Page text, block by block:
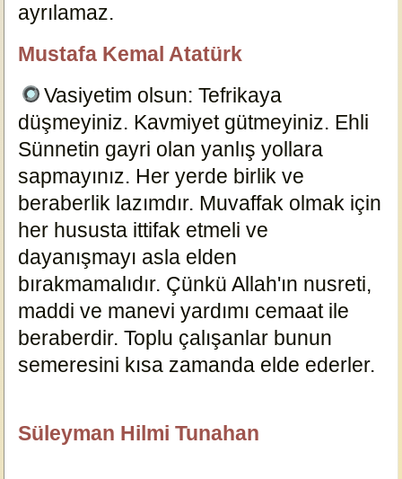
ayrılamaz.
Mustafa Kemal Atatürk
Vasiyetim olsun: Tefrikaya
düşmeyiniz. Kavmiyet gütmeyiniz. Ehli
Sünnetin gayri olan yanlış yollara
sapmayınız. Her yerde birlik ve
beraberlik lazımdır. Muvaffak olmak için
her hususta ittifak etmeli ve
dayanışmayı asla elden
bırakmamalıdır. Çünkü Allah'ın nusreti,
maddi ve manevi yardımı cemaat ile
beraberdir. Toplu çalışanlar bunun
semeresini kısa zamanda elde ederler.
Süleyman Hilmi Tunahan